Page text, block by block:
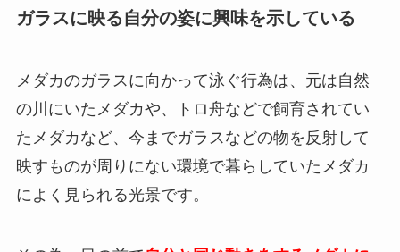
ガラスに映る自分の姿に興味を示している
メダカのガラスに向かって泳ぐ行為は、元は自然
の川にいたメダカや、トロ舟などで飼育されてい
たメダカなど、今までガラスなどの物を反射して
映すものが周りにない環境で暮らしていたメダカ
によく見られる光景です。